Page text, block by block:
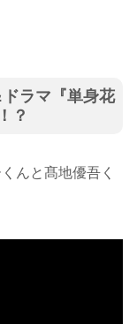
ラマ『単身花
？
んと髙地優吾く